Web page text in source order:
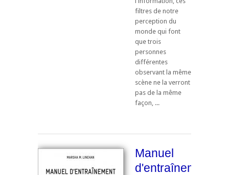
filtres de notre
perception du
monde qui font
que trois
personnes
différentes
observant la même
scène ne la verront
pas de la même
façon, ...
Manuel
d'entraînement